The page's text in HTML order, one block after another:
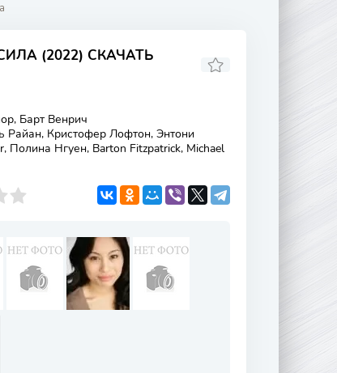
(2022) СКАЧАТЬ
Барт Венрич
Райан, Кристофер Лофтон, Энтони
Полина Нгуен, Barton Fitzpatrick, Michael